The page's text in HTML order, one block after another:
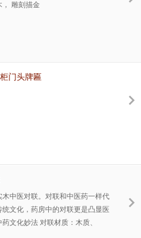
， 雕刻描金
门头牌匾
木中医对联。对联和中医药一样代
统文化，药房中的对联更是凸显医
文化妙法 对联材质：木质、